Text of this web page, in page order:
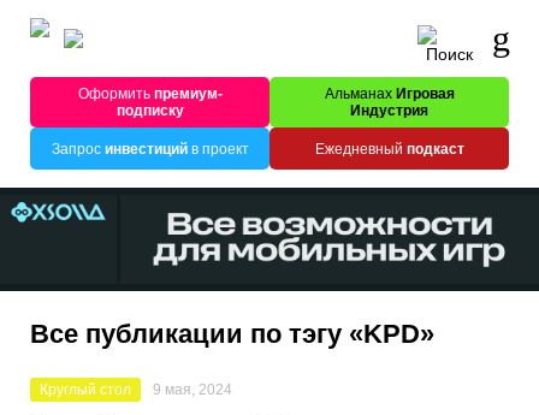
Оформитьпремиум-
подписку
Альманах Игровая
Индустрия
Запрос инвестицийв проект Ежедневный подкаст
Все публикации по тэгу «KPD»
Круглый стол 9 мая, 2024